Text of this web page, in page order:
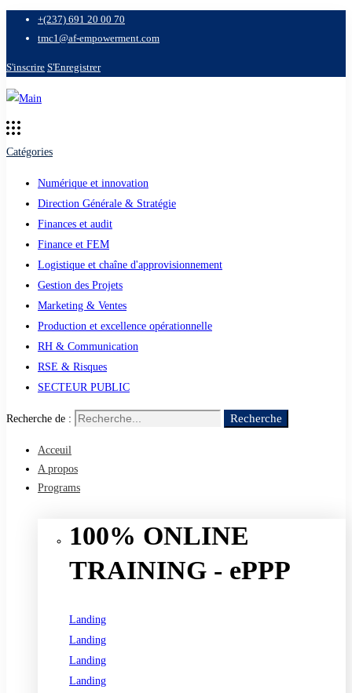
+(237) 691 20 00 70
tmc1@af-empowerment.com
S'inscrire S'Enregistrer
Catégories
Numérique et innovation
Direction Générale & Stratégie
Finances et audit
Finance et FEM
Logistique et chaîne d'approvisionnement
Gestion des Projets
Marketing & Ventes
Production et excellence opérationnelle
RH & Communication
RSE & Risques
SECTEUR PUBLIC
Recherche de : Recherche
Acceuil
A propos
Programs
100% ONLINE
TRAINING - ePPP
Landing
Landing
Landing
Landing